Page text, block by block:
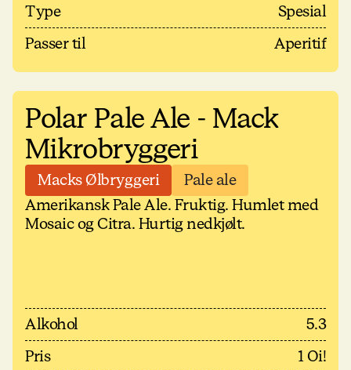
Type
Spesial
Passer til
Aperitif
Polar Pale Ale - Mack
Mikrobryggeri
Macks Ølbryggeri
Pale ale
Amerikansk Pale Ale. Fruktig. Humlet med
Mosaic og Citra. Hurtig nedkjølt.
Alkohol
5.3
Pris
1 Oi!